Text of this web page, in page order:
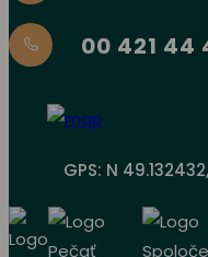
00 421 44
GPS: N